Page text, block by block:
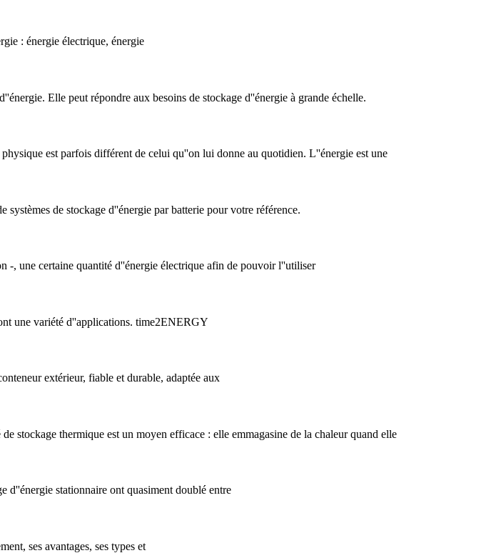
: énergie électrique, énergie
Elle peut répondre aux besoins de stockage d''énergie à grande échelle.
est parfois différent de celui qu''on lui donne au quotidien. L''énergie est une
de stockage d''énergie par batterie pour votre référence.
-, une certaine quantité d''énergie électrique afin de pouvoir l''utiliser
une variété d''applications. time2ENERGY
extérieur, fiable et durable, adaptée aux
stockage thermique est un moyen efficace : elle emmagasine de la chaleur quand elle
d''énergie stationnaire ont quasiment doublé entre
ses avantages, ses types et